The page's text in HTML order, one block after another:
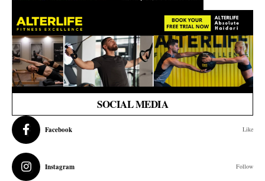
SOCIAL MEDIA
Facebook Like
Instagram Follow